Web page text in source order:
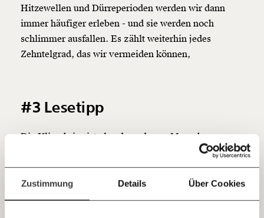
Zustimmung Details Über Cookies
WerdeFördermitgliedund wir können gemeinsam
unsere Wirtschaft so gestalten, dass sie für alle
funktioniert. Unsere Recherchen sind für alle frei im
Netz. Unabhängig und werbefrei. Und das wird auch
so bleiben. Kämpf’ mit uns für den Fortschritt und
Hier unsere IBAN: AT34 4300 0498 0007 6017
sozialen Fortschritt
Jetzt
einfach
teilen.
Hitzewellen und Dürreperioden werden wir dann
immer häufiger erleben - und sie werden noch
schlimmer ausfallen. Es zählt weiterhin jedes
Zehntelgrad, das wir vermeiden können,
#3 Lesetipp
Die Klimakrise ist also da und vom Menschen
gemacht, schreibt der Weltklimarat IPCC in seinem
neusten Klimabericht. Doch was genau macht diese
Behörde eigentlich und wie erstellt sie ihre
Klimaberichte?Wir haben die wichtigsten